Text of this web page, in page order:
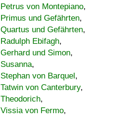
Petrus von Montepiano,
Primus und Gefährten,
Quartus und Gefährten,
Radulph Ebifagh,
Gerhard und Simon,
Susanna,
Stephan von Barquel,
Tatwin von Canterbury,
Theodorich,
Vissia von Fermo,